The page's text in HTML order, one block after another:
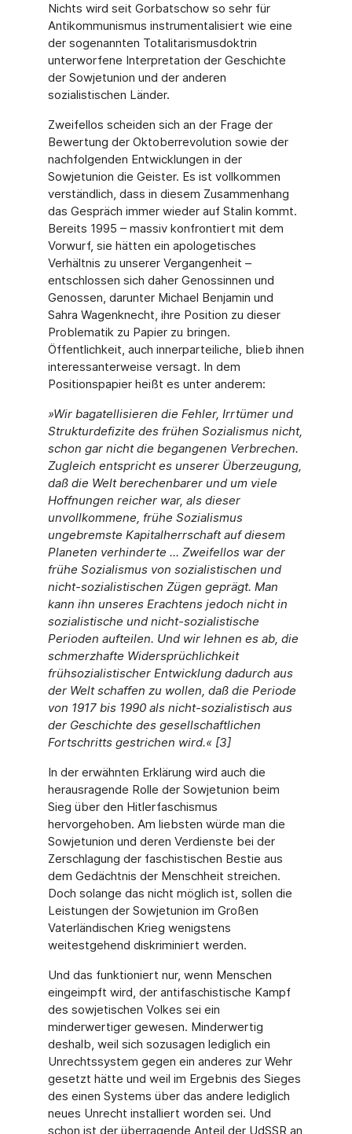
Nichts wird seit Gorbatschow so sehr für
Antikommunismus instrumentalisiert wie eine
der sogenannten Totalitarismusdoktrin
unterworfene Interpretation der Geschichte
der Sowjetunion und der anderen
sozialistischen Länder.
Zweifellos scheiden sich an der Frage der
Bewertung der Oktoberrevolution sowie der
nachfolgenden Entwicklungen in der
Sowjetunion die Geister. Es ist vollkommen
verständlich, dass in diesem Zusammenhang
das Gespräch immer wieder auf Stalin kommt.
Bereits 1995 – massiv konfrontiert mit dem
Vorwurf, sie hätten ein apologetisches
Verhältnis zu unserer Vergangenheit –
entschlossen sich daher Genossinnen und
Genossen, darunter Michael Benjamin und
Sahra Wagenknecht, ihre Position zu dieser
Problematik zu Papier zu bringen.
Öffentlichkeit, auch innerparteiliche, blieb ihnen
interessanterweise versagt. In dem
Positionspapier heißt es unter anderem:
»Wir bagatellisieren die Fehler, Irrtümer und
Strukturdefizite des frühen Sozialismus nicht,
schon gar nicht die begangenen Verbrechen.
Zugleich entspricht es unserer Überzeugung,
daß die Welt berechenbarer und um viele
Hoffnungen reicher war, als dieser
unvollkommene, frühe Sozialismus
ungebremste Kapitalherrschaft auf diesem
Planeten verhinderte ... Zweifellos war der
frühe Sozialismus von sozialistischen und
nicht-sozialistischen Zügen geprägt. Man
kann ihn unseres Erachtens jedoch nicht in
sozialistische und nicht-sozialistische
Perioden aufteilen. Und wir lehnen es ab, die
schmerzhafte Widersprüchlichkeit
frühsozialistischer Entwicklung dadurch aus
der Welt schaffen zu wollen, daß die Periode
von 1917 bis 1990 als nicht-sozialistisch aus
der Geschichte des gesellschaftlichen
Fortschritts gestrichen wird.« [3]
In der erwähnten Erklärung wird auch die
herausragende Rolle der Sowjetunion beim
Sieg über den Hitlerfaschismus
hervorgehoben. Am liebsten würde man die
Sowjetunion und deren Verdienste bei der
Zerschlagung der faschistischen Bestie aus
dem Gedächtnis der Menschheit streichen.
Doch solange das nicht möglich ist, sollen die
Leistungen der Sowjetunion im Großen
Vaterländischen Krieg wenigstens
weitestgehend diskriminiert werden.
Und das funktioniert nur, wenn Menschen
eingeimpft wird, der antifaschistische Kampf
des sowjetischen Volkes sei ein
minderwertiger gewesen. Minderwertig
deshalb, weil sich sozusagen lediglich ein
Unrechtssystem gegen ein anderes zur Wehr
gesetzt hätte und weil im Ergebnis des Sieges
des einen Systems über das andere lediglich
neues Unrecht installiert worden sei. Und
schon ist der überragende Anteil der UdSSR an